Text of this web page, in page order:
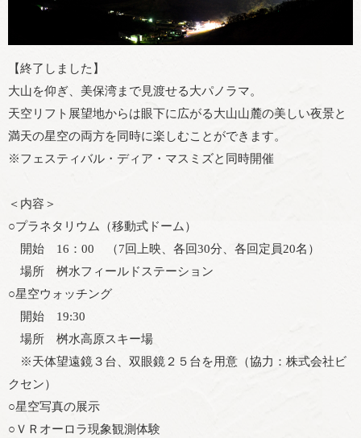
【終了しました】
大山を仰ぎ、美保湾まで見渡せる大パノラマ。
天空リフト展望地からは眼下に広がる大山山麓の美しい夜景と
満天の星空の両方を同時に楽しむことができます。
※フェスティバル・ディア・マスミズと同時開催
＜内容＞
○プラネタリウム（移動式ドーム）
開始 16：00 （7回上映、各回30分、各回定員20名）
場所 桝水フィールドステーション
○星空ウォッチング
開始 19:30
場所 桝水高原スキー場
※天体望遠鏡３台、双眼鏡２５台を用意（協力：株式会社ビ
クセン）
○星空写真の展示
○ＶＲオーロラ現象観測体験